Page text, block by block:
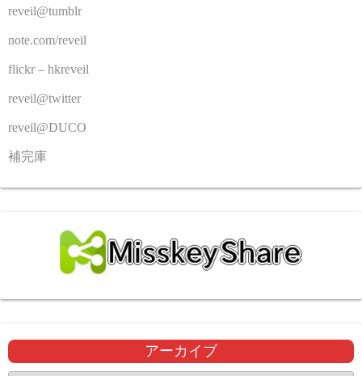
reveil@tumblr
note.com/reveil
flickr – hkreveil
reveil@twitter
reveil@DUCO
補完庫
アーカイブ